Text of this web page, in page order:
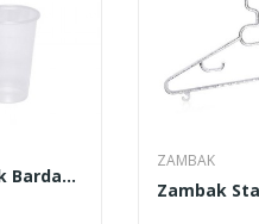
Büyük Plastik Bardak (10’lu)
ZAMBAK